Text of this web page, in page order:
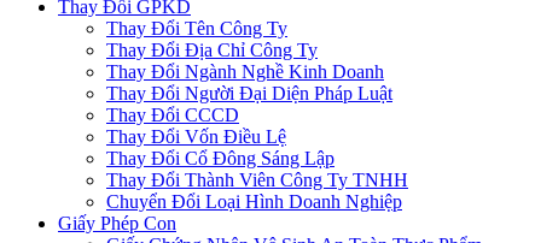
Thay Đổi GPKD
Thay Đổi Tên Công Ty
Thay Đổi Địa Chỉ Công Ty
Thay Đổi Ngành Nghề Kinh Doanh
Thay Đổi Người Đại Diện Pháp Luật
Thay Đổi CCCD
Thay Đổi Vốn Điều Lệ
Thay Đổi Cổ Đông Sáng Lập
Thay Đổi Thành Viên Công Ty TNHH
Chuyển Đổi Loại Hình Doanh Nghiệp
Giấy Phép Con